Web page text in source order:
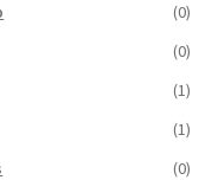
(0)
(0)
(1)
(1)
(0)